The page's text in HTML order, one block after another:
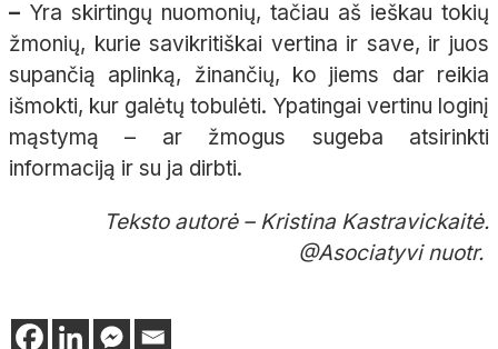
– Yra skirtingų nuomonių, tačiau aš ieškau tokių
žmonių, kurie savikritiškai vertina ir save, ir juos
supančią aplinką, žinančių, ko jiems dar reikia
išmokti, kur galėtų tobulėti. Ypatingai vertinu loginį
mąstymą – ar žmogus sugeba atsirinkti
informaciją ir su ja dirbti.
Teksto autorė – Kristina Kastravickaitė.
@Asociatyvi nuotr.